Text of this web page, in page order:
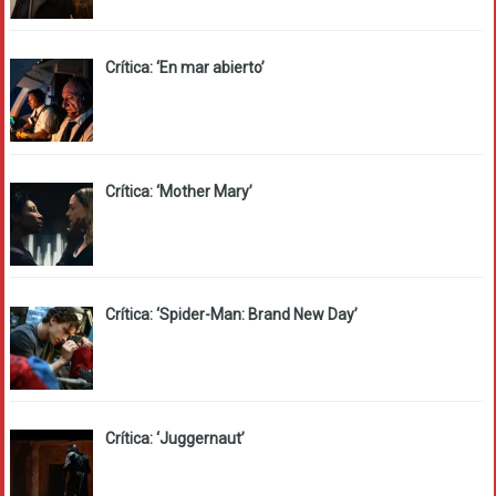
Crítica: ‘En mar abierto’
Crítica: ‘Mother Mary’
Crítica: ‘Spider-Man: Brand New Day’
Crítica: ‘Juggernaut’